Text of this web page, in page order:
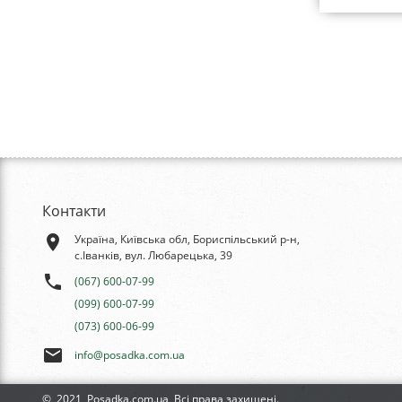
Контакти
place
Україна, Київська обл, Бориспільський р-н,
с.Іванків, вул. Любарецька, 39
phone
(067) 600-07-99
(099) 600-07-99
(073) 600-06-99
email info@posadka.com.ua
© 2021, Posadka.com.ua, Всі права захищені.